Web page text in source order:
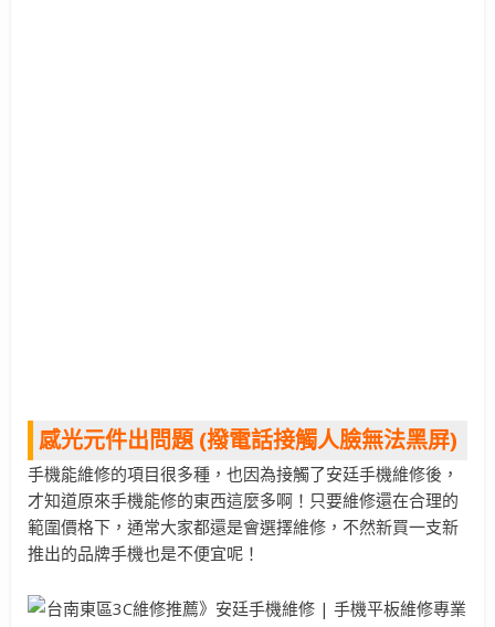
感光元件出問題 (撥電話接觸人臉無法黑屏)
手機能維修的項目很多種，也因為接觸了安廷手機維修後，
才知道原來手機能修的東西這麼多啊！只要維修還在合理的
範圍價格下，通常大家都還是會選擇維修，不然新買一支新
推出的品牌手機也是不便宜呢！